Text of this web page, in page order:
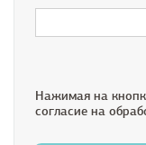
Нажимая на
согласие на